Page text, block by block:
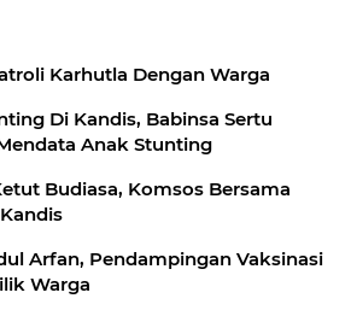
Karhutla Dengan Warga
Di Kandis, Babinsa Sertu
Anak Stunting
Budiasa, Komsos Bersama
Arfan, Pendampingan Vaksinasi
Warga